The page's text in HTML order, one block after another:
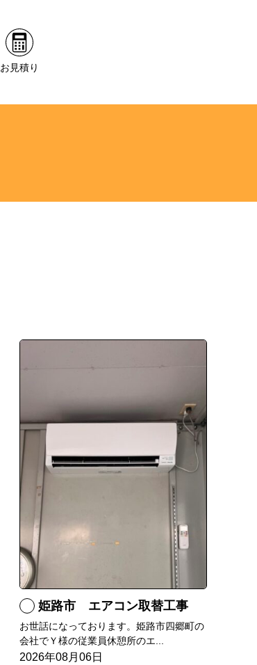
お見積り
姫路市 エアコン取替工事
お世話になっております。姫路市四郷町の
会社でＹ様の従業員休憩所のエ...
2026年08月06日